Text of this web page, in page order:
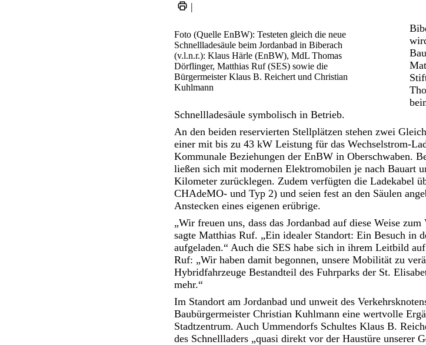
|
Foto (Quelle EnBW): Testeten gleich die neue
Schnellladesäule beim Jordanbad in Biberach
(v.l.n.r.): Klaus Härle (EnBW), MdL Thomas
Dörflinger, Matthias Ruf (SES) sowie die
Bürgermeister Klaus B. Reichert und Christian
Kuhlmann
Schnellladesäule symbolisch in Betrieb.
An den beiden reservierten Stellplätzen stehen zwei
einer mit bis zu 43 kW Leistung für das Wechselstrom-
Kommunale Beziehungen der EnBW in Oberschwaben.
ließen sich mit modernen Elektromobilen je nach Bauart
Kilometer zurücklegen. Zudem verfügten die Ladekabel
CHAdeMO- und Typ 2) und seien fest an den Säulen
Anstecken eines eigenen erübrige.
„Wir freuen uns, dass das Jordanbad auf diese Weise
sagte Matthias Ruf. „Ein idealer Standort: Ein Besuch in
aufgeladen.“ Auch die SES habe sich in ihrem Leitbild
Ruf: „Wir haben damit begonnen, unsere Mobilität zu
Hybridfahrzeuge Bestandteil des Fuhrparks der St.
mehr.“
Im Standort am Jordanbad und unweit des
Baubürgermeister Christian Kuhlmann eine wertvolle
Stadtzentrum. Auch Ummendorfs Schultes Klaus B.
des Schnellladers „quasi direkt vor der Haustüre unserer